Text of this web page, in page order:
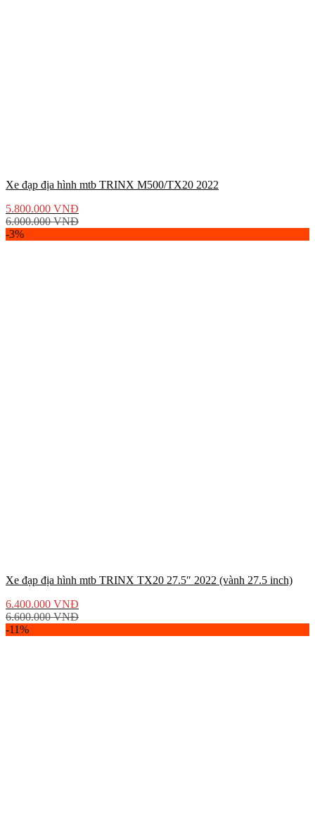
Xe đạp địa hình mtb TRINX M500/TX20 2022
5.800.000 VNĐ
6.000.000VNĐ
-3%
Xe đạp địa hình mtb TRINX TX20 27.5″ 2022 (vành 27.5 inch)
6.400.000 VNĐ
6.600.000VNĐ
-11%